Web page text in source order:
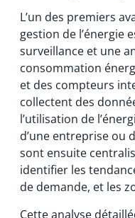
L’un des premiers
gestion de l’énergie
surveillance et une
consommation
et des compteurs
collectent des
l’utilisation de
d’une entreprise ou
sont ensuite
identifier les
de demande, et les
Cette analyse